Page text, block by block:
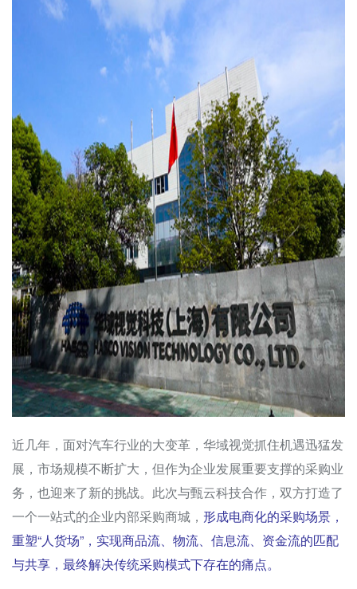
近几年，面对汽车行业的大变革，华域视觉抓住机遇迅猛发
展，市场规模不断扩大，但作为企业发展重要支撑的采购业
务，也迎来了新的挑战。此次与甄云科技合作，双方打造了
一个一站式的企业内部采购商城， 形成电商化的采购场景，
重塑“人货场”，实现商品流、物流、信息流、资金流的匹配
与共享，最终解决传统采购模式下存在的痛点。